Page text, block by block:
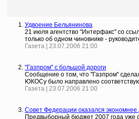
Удвоение Бельянинова
21 июля агентство "Интерфакс" со
только об одном чиновнике -
Газета | 23.07.2006 21:00
"Газпром" с большой дороги
Сообщение о том, что "Газпром"
ЮКОСу было направлено
Газета | 23.07.2006 21:00
Совет Федерации оказался
Предвыборный бюджет 2007 года уже